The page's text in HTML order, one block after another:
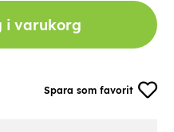
Spara som favorit
i varukorg